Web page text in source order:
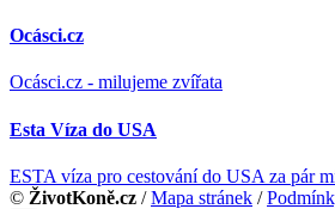
Ocásci.cz
Ocásci.cz - milujeme zvířata
Esta Víza do USA
ESTA víza pro cestování do USA za pár
© ŽivotKoně.cz /Mapa stránek /